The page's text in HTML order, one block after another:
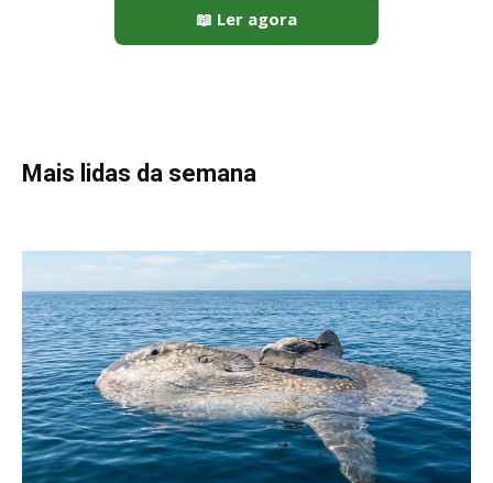
Peixe-lua emerge horizontalmente na superfície oceânica para
permitir que aves marinhas removam ectoparasitas